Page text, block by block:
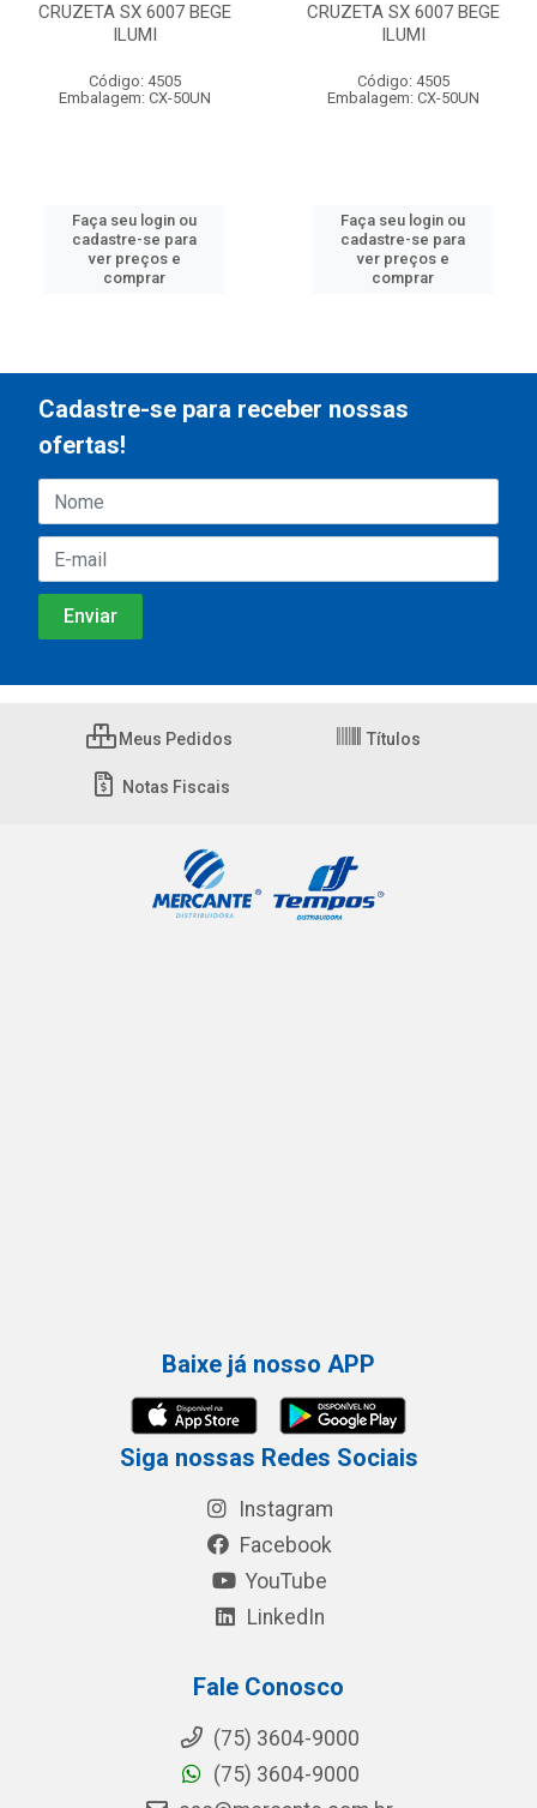
CRUZETA SX 6007 BEGE
ILUMI
Código: 4505
Embalagem: CX-50UN
Faça seu login ou
cadastre-se para
ver preços e
comprar
CRUZETA SX 6007 BEGE
ILUMI
Código: 4505
Embalagem: CX-50UN
Faça seu login ou
cadastre-se para
ver preços e
comprar
Cadastre-se para receber nossas
ofertas!
Meus Pedidos Títulos
Notas Fiscais
Baixe já nosso APP
Siga nossas Redes Sociais
Instagram
Facebook
YouTube
LinkedIn
Fale Conosco
(75) 3604-9000
(75) 3604-9000